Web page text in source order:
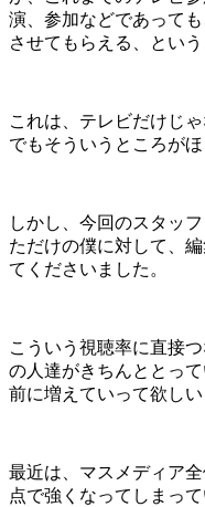
演、参加などであって
させてもらえる、とい
これは、テレビだけじ
でもそういうところがほ
しかし、今回のスタッ
ただけの僕に対して、
てくださいました。
こういう視聴率に直接
の人達がきちんととっ
前に増えていって欲しい
最近は、マスメディア
点で強くなってしまっ